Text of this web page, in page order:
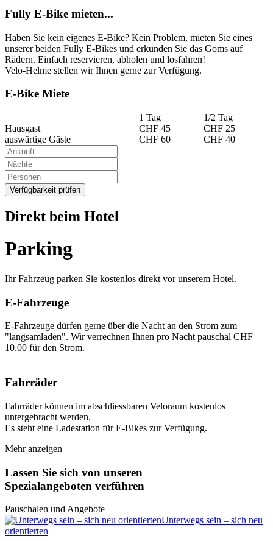
Fully E-Bike mieten...
Haben Sie kein eigenes E-Bike? Kein Problem, mieten Sie eines
unserer beiden Fully E-Bikes und erkunden Sie das Goms auf
Rädern. Einfach reservieren, abholen und losfahren!
Velo-Helme stellen wir Ihnen gerne zur Verfügung.
E-Bike Miete
1 Tag
1/2 Tag
Hausgast
CHF 45
CHF 25
auswärtige Gäste
CHF 60 CHF 40
Verfügbarkeit prüfen
Direkt beim Hotel
Parking
Ihr Fahrzeug parken Sie kostenlos direkt vor unserem Hotel.
E-Fahrzeuge
E-Fahrzeuge dürfen gerne über die Nacht an den Strom zum
"langsamladen". Wir verrechnen Ihnen pro Nacht pauschal CHF
10.00 für den Strom.
Fahrräder
Fahrräder können im abschliessbaren Veloraum kostenlos
untergebracht werden.
Es steht eine Ladestation für E-Bikes zur Verfügung.
Mehr anzeigen
Lassen Sie sich von unseren
Spezialangeboten verführen
Pauschalen und Angebote
Unterwegs sein – sich neu
orientierten